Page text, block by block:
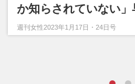
か知らされていない
週刊女性2023年1月17日・24日号